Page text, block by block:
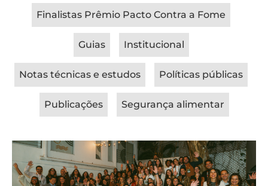
Finalistas Prêmio Pacto Contra a Fome
Guias Institucional
Notas técnicas e estudos Políticas públicas
Publicações Segurança alimentar